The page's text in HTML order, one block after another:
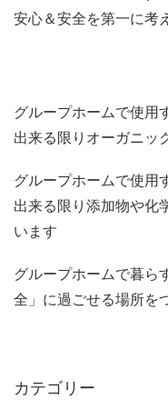
安心＆安全を第一に考
グループホームで使用
出来る限りオーガニッ
グループホームで使用
出来る限り添加物や化
います
グループホームで暮ら
全」に過ごせる場所を
カテゴリー